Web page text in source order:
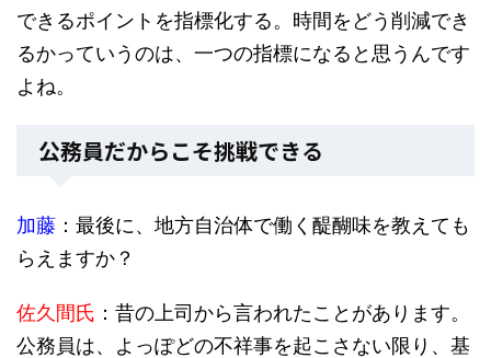
できるポイントを指標化する。時間をどう削減でき
るかっていうのは、一つの指標になると思うんです
よね。
公務員だからこそ挑戦できる
加藤 ：最後に、地方自治体で働く醍醐味を教えても
らえますか？
佐久間氏 ：昔の上司から言われたことがあります。
公務員は、よっぽどの不祥事を起こさない限り、基